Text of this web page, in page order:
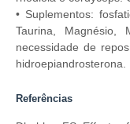
• Suplementos:
Taurina, Magnésio,
necessidade de
hidroepiandrosterona.
Referências